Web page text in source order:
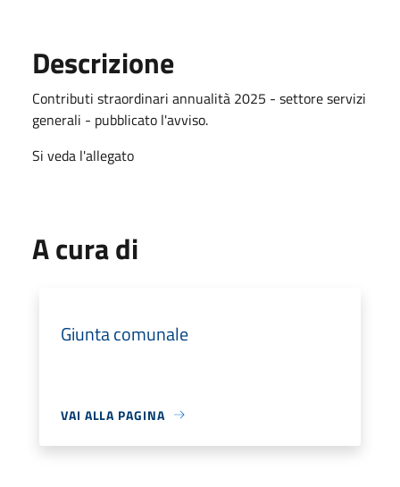
Descrizione
Contributi straordinari annualità 2025 - settore servizi
generali - pubblicato l'avviso.
Si veda l'allegato
A cura di
Giunta comunale
VAI ALLA PAGINA